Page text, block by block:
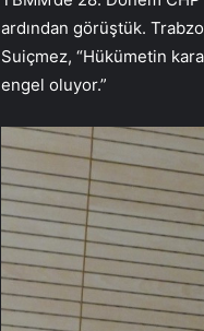
ardından görüştük.
Suiçmez, “Hükümetin
engel oluyor.”